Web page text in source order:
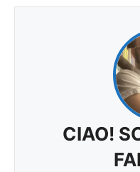
CIAO!